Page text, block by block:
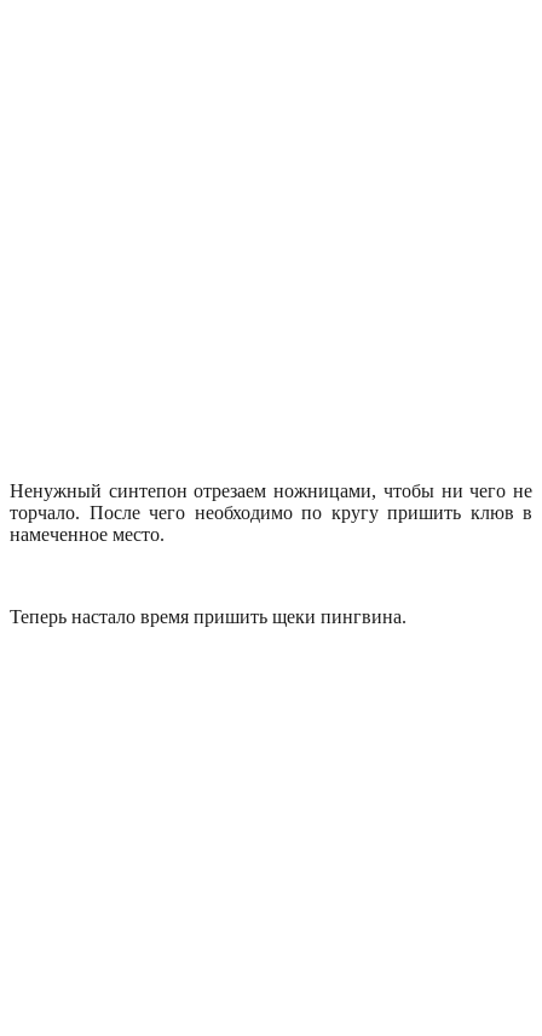
Ненужный синтепон отрезаем ножницами, чтобы ни чего не
торчало. После чего необходимо по кругу пришить клюв в
намеченное место.
Теперь настало время пришить щеки пингвина.